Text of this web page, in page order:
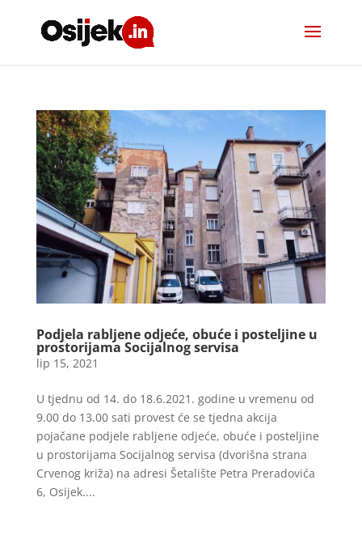
Podjela rabljene odjeće, obuće i posteljine u
prostorijama Socijalnog servisa
lip 15, 2021
U tjednu od 14. do 18.6.2021. godine u vremenu od
9.00 do 13.00 sati provest će se tjedna akcija
pojačane podjele rabljene odjeće, obuće i posteljine
u prostorijama Socijalnog servisa (dvorišna strana
Crvenog križa) na adresi Šetalište Petra Preradovića
6, Osijek....